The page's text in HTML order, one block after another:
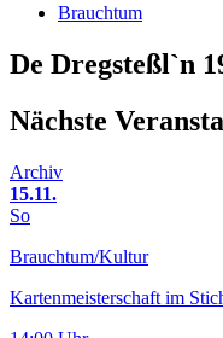
Brauchtum
De Dregsteßl`n
Nächste
Archiv
15.11.
So
Brauchtum/Kultur
Kartenmeisterschaft im